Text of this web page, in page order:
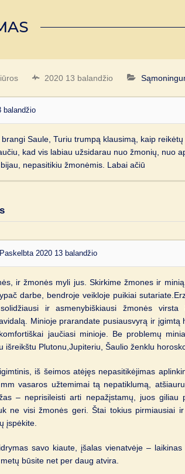
2020 13 balandžio
balandžio
Saule, Turiu trumpą klausimą, kaip
kad vis labiau užsidarau nuo žmonių, nuo
nepasitikiu žmonėmis. Labai ačiū
Paskelbta 2020 13 balandžio
ir žmonės myli jus. Skirkime žmones ir
darbe, bendroje veikloje puikiai
ir asmenybiškiausi žmonės virsta
Minioje prarandate pusiausvyrą ir įgimtą
jaučiasi minioje. Be problemų
išreikštu Plutonu,Jupiteriu, Šaulio ženklu
iš šeimos atėjęs nepasitikėjimas
vasaros užtemimai tą nepatiklumą,
– neprisileisti arti nepažįstamų, juos giliau
ne visi žmonės geri. Štai tokius pirmiausiai
įspėkite.
savo kiaute, įšalas vienatvėje –
būsite net per daug atvira.